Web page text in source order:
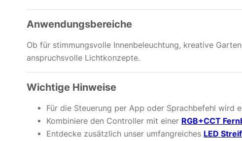
Anwendungsbereiche
Ob für stimmungsvolle Innenbeleuchtung, kreative
anspruchsvolle Lichtkonzepte.
Wichtige Hinweise
Für die Steuerung per App oder Sprachbefehl wird
Kombiniere den Controller mit einer RGB+CCT
Entdecke zusätzlich unser umfangreiches LED